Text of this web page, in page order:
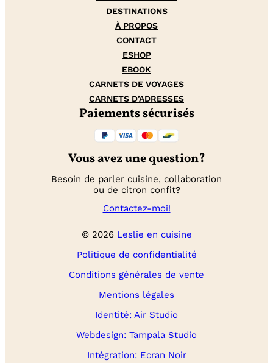
DESTINATIONS
À PROPOS
CONTACT
ESHOP
EBOOK
CARNETS DE VOYAGES
CARNETS D’ADRESSES
Paiements sécurisés
Vous avez une question?
Besoin de parler cuisine, collaboration
ou de citron confit?
Contactez-moi!
© 2026 Leslie en cuisine
Politique de confidentialité
Conditions générales de vente
Mentions légales
Identité: Air Studio
Webdesign: Tampala Studio
Intégration: Ecran Noir